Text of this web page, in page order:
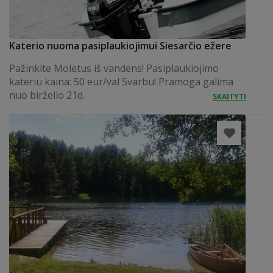
Katerio nuoma pasiplaukiojimui Siesarčio ežere
Pažinkite Molėtus iš vandens! Pasiplaukiojimo
kateriu kaina: 50 eur/val Svarbu! Pramoga galima
nuo birželio 21d.
SKAITYTI